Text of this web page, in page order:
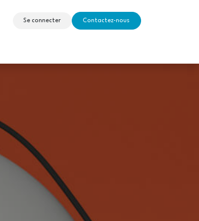
Se connecter Contactez-nous